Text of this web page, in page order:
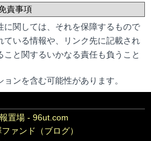
責事項
に関しては、それを保障するもので
ている情報や、リンク先に記載され
と関するいかなる責任も負うこと
ンを含む可能性があります。
置場 - 96ut.com
ァンド（ブログ）